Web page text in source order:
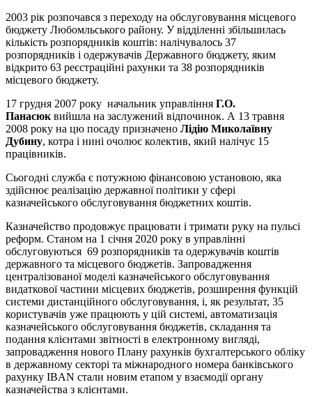
2003 рік розпочався з переходу на обслуговування місцевого
бюджету Любомльського району. У відділенні збільшилась
кількість розпорядників коштів: налічувалось 37
розпорядників і одержувачів Державного бюджету, яким
відкрито 63 реєстраційні рахунки та 38 розпорядників
місцевого бюджету.
17 грудня 2007 року начальник управління Г.О.
Панасюк вийшла на заслужений відпочинок. А 13 травня
2008 року на цю посаду призначено Лідію Миколаївну
Дубину, котра і нині очолює колектив, який налічує 15
працівників.
Сьогодні служба є потужною фінансовою установою, яка
здійснює реалізацію державної політики у сфері
казначейського обслуговування бюджетних коштів.
Казначейство продовжує працювати і тримати руку на пульсі
реформ. Станом на 1 січня 2020 року в управлінні
обслуговуються 69 розпорядників та одержувачів коштів
державного та місцевого бюджетів. Запровадження
централізованої моделі казначейського обслуговування
видаткової частини місцевих бюджетів, розширення функцій
системи дистанційного обслуговування, і, як результат, 35
користувачів уже працюють у цій системі, автоматизація
казначейського обслуговування бюджетів, складання та
подання клієнтами звітності в електронному вигляді,
запровадження нового Плану рахунків бухгалтерського обліку
в державному секторі та міжнародного номера банківського
рахунку IBAN стали новим етапом у взаємодії органу
казначейства з клієнтами.